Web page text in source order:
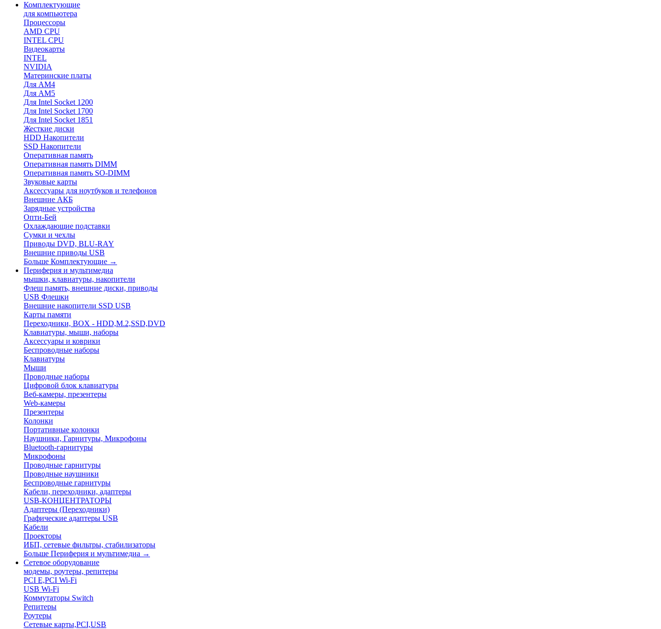
Комплектующие
для компьютера
Процессоры
AMD CPU
INTEL CPU
Видеокарты
INTEL
NVIDIA
Материнские платы
Для AM4
Для AM5
Для Intel Socket 1200
Для Intel Socket 1700
Для Intel Socket 1851
Жесткие диски
HDD Накопители
SSD Накопители
Оперативная память
Оперативная память DIMM
Оперативная память SO-DIMM
Звуковые карты
Аксессуары для ноутбуков и телефонов
Внешние АКБ
Зарядные устройства
Опти-Бей
Охлаждающие подставки
Сумки и чехлы
Приводы DVD, BLU-RAY
Внешние приводы USB
Больше Комплектующие →
Периферия и мультимедиа
мышки, клавиатуры, накопители
Флеш память, внешние диски, приводы
USB Флешки
Внешние накопители SSD USB
Карты памяти
Переходники, BOX - HDD,M.2,SSD,DVD
Клавиатуры, мыши, наборы
Аксессуары и коврики
Беспроводные наборы
Клавиатуры
Мыши
Проводные наборы
Цифровой блок клавиатуры
Веб-камеры, презентеры
Web-камеры
Презентеры
Колонки
Портативные колонки
Наушники, Гарнитуры, Микрофоны
Bluetooth-гарнитуры
Микрофоны
Проводные гарнитуры
Проводные наушники
Беспроводные гарнитуры
Кабели, переходники, адаптеры
USB-КОНЦЕНТРАТОРЫ
Адаптеры (Переходники)
Графические адаптеры USB
Кабели
Проекторы
ИБП, сетевые фильтры, стабилизаторы
Больше Периферия и мультимедиа →
Сетевое оборудование
модемы, роутеры, репитеры
PCI E,PCI Wi-Fi
USB Wi-Fi
Коммутаторы Switch
Репитеры
Роутеры
Сетевые карты,PCI,USB